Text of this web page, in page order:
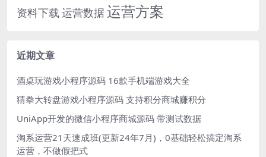
资料下载 运营数据运营方案
近期文章
酒桌玩游戏小程序源码 16款手机端游戏大全
猜拳大转盘游戏小程序源码 支持积分商城赚积分
UniApp开发的微信小程序商城源码 带测试数据
淘系运营21天速成班(更新24年7月)，0基础轻松搞定淘系
运营，不做假把式